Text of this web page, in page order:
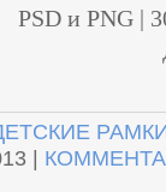
PSD и PNG |
|